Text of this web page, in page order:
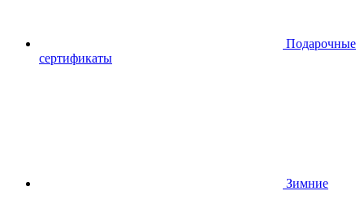
Подарочные
сертификаты
Зимние